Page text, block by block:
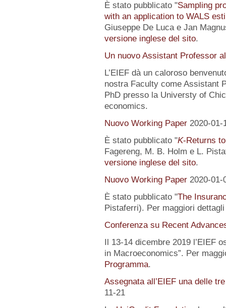
È stato pubblicato "Sampling
with an application to WALS
Giuseppe De Luca e Jan
versione inglese del sito.
Un nuovo Assistant Professor
L’EIEF dà un caloroso
nostra Faculty come Assistant
PhD presso la Universty of
economics.
Nuovo Working Paper 2020-01-
È stato pubblicato "K-Returns
Fagereng, M. B. Holm e L.
versione inglese del sito.
Nuovo Working Paper 2020-01-
È stato pubblicato "The
Pistaferri). Per maggiori
Conferenza su Recent
Il 13-14 dicembre 2019 l’EIEF
in Macroeconomics”. Per
Programma.
Assegnata all’EIEF una delle
11-21